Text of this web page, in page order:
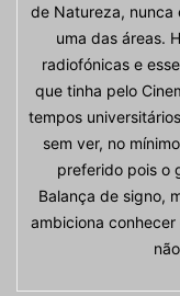
de Natureza, nunca
uma das áreas.
radiofónicas e
que tinha pelo
tempos
sem ver, no
preferido pois o
Balança de signo,
ambiciona